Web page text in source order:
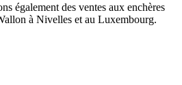
également des ventes aux enchères
à Nivelles et au Luxembourg.